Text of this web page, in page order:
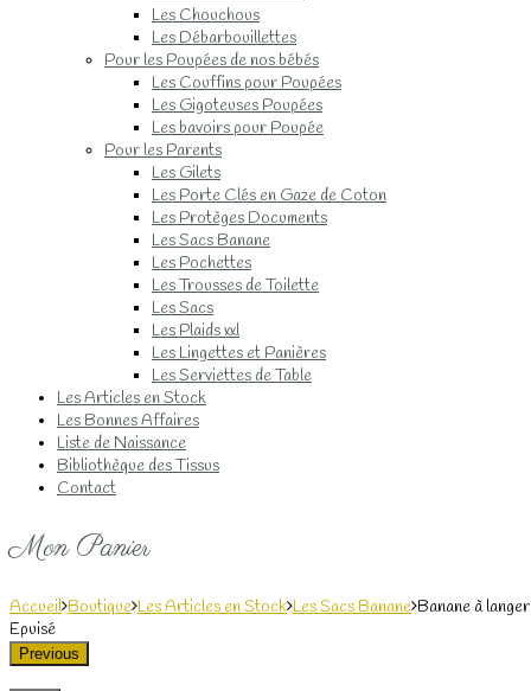
Les Chouchous
Les Débarbouillettes
Pour les Poupées de nos bébés
Les Couffins pour Poupées
Les Gigoteuses Poupées
Les bavoirs pour Poupée
Pour les Parents
Les Gilets
Les Porte Clés en Gaze de Coton
Les Protèges Documents
Les Sacs Banane
Les Pochettes
Les Trousses de Toilette
Les Sacs
Les Plaids xxl
Les Lingettes et Panières
Les Serviettes de Table
Les Articles en Stock
Les Bonnes Affaires
Liste de Naissance
Bibliothèque des Tissus
Contact
Mon Panier
Accueil Boutique Les Articles en Stock Les Sacs Banane Banane à
Epuisé
Previous